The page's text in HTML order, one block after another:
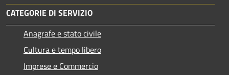
CATEGORIE DI SERVIZIO
Anagrafe e stato civile
Cultura e tempo libero
Imprese e Commercio